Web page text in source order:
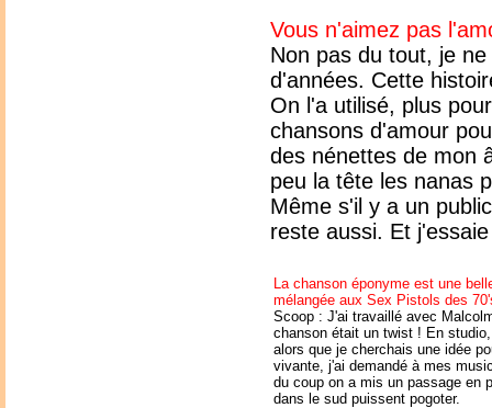
Vous n'aimez pas
Non pas du tout, je
d'années. Cette
On l'a utilisé, plus
chansons d'amour
des nénettes de mon
peu la tête les nanas
Même s'il y a un
reste aussi. Et
La chanson éponyme est une
mélangée aux Sex Pistols des
Scoop : J'ai travaillé avec
chanson était un twist ! En
alors que je cherchais une idée
vivante, j'ai demandé à mes
du coup on a mis un passage en
dans le sud puissent pogoter.